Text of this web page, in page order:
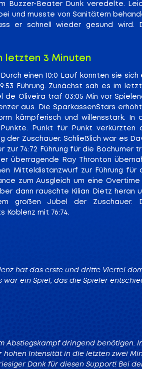
Buzzer-Beater Dunk veredelte.
und musste von Sanitätern
er schnell wieder gesund wird.
letzten 3 Minuten
einen 10:0 Lauf konnten sie sich
Führung. Zunächst sah es im
Oliveira traf 03:05 Min vor
aus. Die SparkassenStars
kämpferisch und willensstark. In
Punkt für Punkt verkürzten
Zuschauer. Schließlich war es
zur 74:72 Führung für die Bochumer
überragende Ray Thronton
Mitteldistanzwurf zur Führung für
zum Ausgleich um eine Overtime
dann rauschte Kilian Dietz heran
großen Jubel der Zuschauer.
Koblenz mit 76:74.
hat das erste und dritte Viertel
ein Spiel, das die Spieler
Abstiegskampf dringend benötigen.
Intensität in die letzten zwei
Dank für diesen Support! Bei